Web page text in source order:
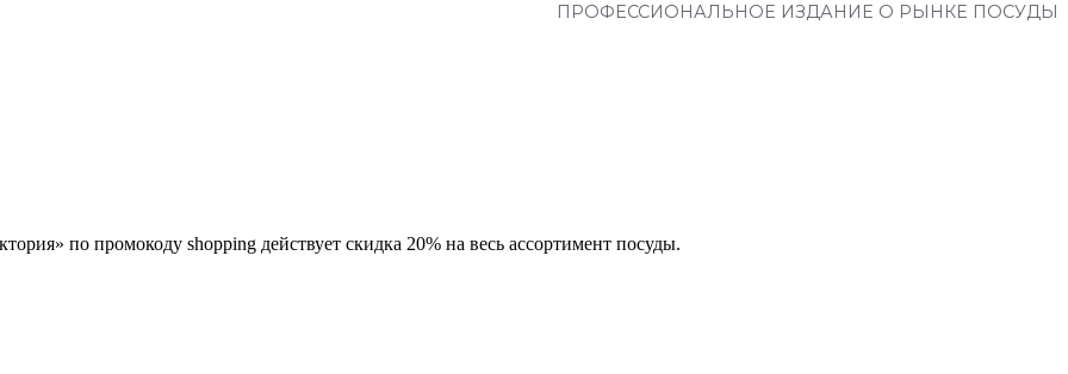
ПРОФЕССИОНАЛЬНОЕ ИЗДАНИЕ О РЫНКЕ ПОСУДЫ
по промокоду shopping действует скидка 20% на весь ассортимент посуды.